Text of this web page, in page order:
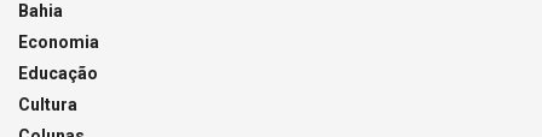
Bahia
Economia
Educação
Cultura